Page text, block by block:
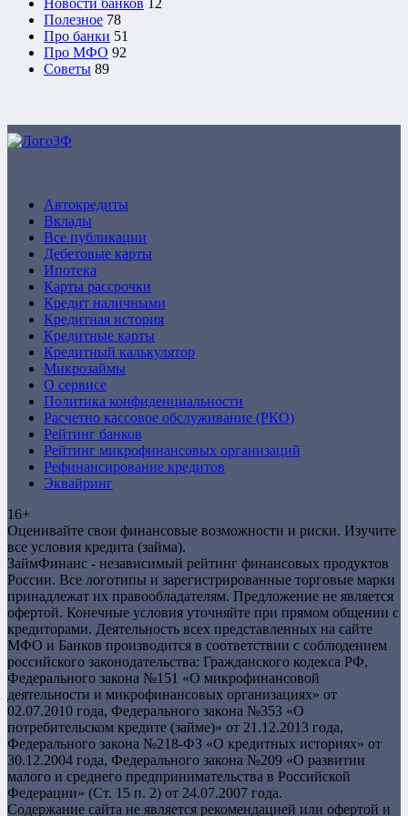
Полезное 78
Про банки 51
Про МФО 92
Советы 89
Автокредиты
Вклады
Все публикации
Дебетовые карты
Ипотека
Карты рассрочки
Кредит наличными
Кредитная история
Кредитные карты
Кредитный калькулятор
Микрозаймы
О сервисе
Политика конфиденциальности
Расчетно кассовое обслуживание (РКО)
Рейтинг банков
Рейтинг микрофинансовых организаций
Рефинансирование кредитов
Эквайринг
16+
Оценивайте свои финансовые возможности и риски. Изучите
все условия кредита (займа).
ЗаймФинанс - независимый рейтинг финансовых продуктов
России. Все логотипы и зарегистрированные торговые марки
принадлежат их правообладателям. Предложение не является
офертой. Конечные условия уточняйте при прямом общении с
кредиторами. Деятельность всех представленных на сайте
МФО и Банков производится в соответствии с соблюдением
российского законодательства: Гражданского кодекса РФ,
Федерального закона №151 «О микрофинансовой
деятельности и микрофинансовых организациях» от
02.07.2010 года, Федерального закона №353 «О
потребительском кредите (займе)» от 21.12.2013 года,
Федерального закона №218-ФЗ «О кредитных историях» от
30.12.2004 года, Федерального закона №209 «О развитии
малого и среднего предпринимательства в Российской
Федерации» (Ст. 15 п. 2) от 24.07.2007 года.
Содержание сайта не является рекомендацией или офертой и